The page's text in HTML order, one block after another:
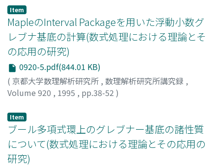
Kiyoshi
Item
MapleのInterval Packageを用いた浮動小数グ
レブナ基底の計算(数式処理における理論とそ
の応用の研究)
0920-5.pdf(844.01 KB)
( 京都大学数理解析研究所 , 数理解析研究所講究録 ,
Volume 920 , 1995 , pp.38-52 )
オザキ, ヒデシ
Item
ブール多項式環上のグレブナー基底の諸性質
について(数式処理における理論とその応用の
研究)